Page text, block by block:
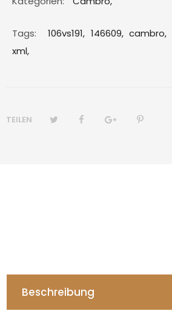
Tags: 106vs191, 146609, cambro,
xml,
TEILEN
Beschreibung